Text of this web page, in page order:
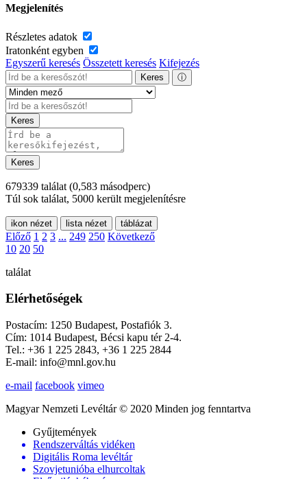
Megjelenítés
Részletes adatok
Iratonként egyben
Egyszerű keresés Összetett keresés Kifejezés
Keres ⓘ
Keres
Keres
679339 találat (0,583 másodperc)
Túl sok találat, 5000 került megjelenítésre
ikon nézet lista nézet táblázat
Előző 1 2 3 ... 249 250 Következő
10 20 50
találat
Elérhetőségek
Postacím: 1250 Budapest, Postafiók 3.
Cím: 1014 Budapest, Bécsi kapu tér 2-4.
Tel.: +36 1 225 2843, +36 1 225 2844
E-mail: info@mnl.gov.hu
e-mail facebook vimeo
Magyar Nemzeti Levéltár © 2020 Minden jog fenntartva
Gyűjtemények
Rendszerváltás vidéken
Digitális Roma levéltár
Szovjetunióba elhurcoltak